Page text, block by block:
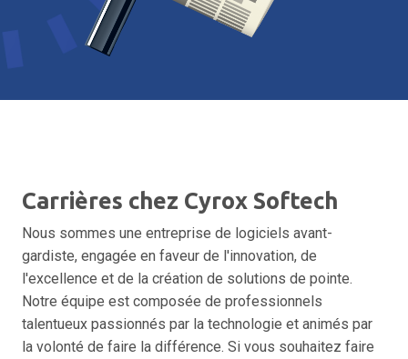
Carrières chez Cyrox Softech
Nous sommes une entreprise de logiciels avant-
gardiste, engagée en faveur de l'innovation, de
l'excellence et de la création de solutions de pointe.
Notre équipe est composée de professionnels
talentueux passionnés par la technologie et animés par
la volonté de faire la différence. Si vous souhaitez faire